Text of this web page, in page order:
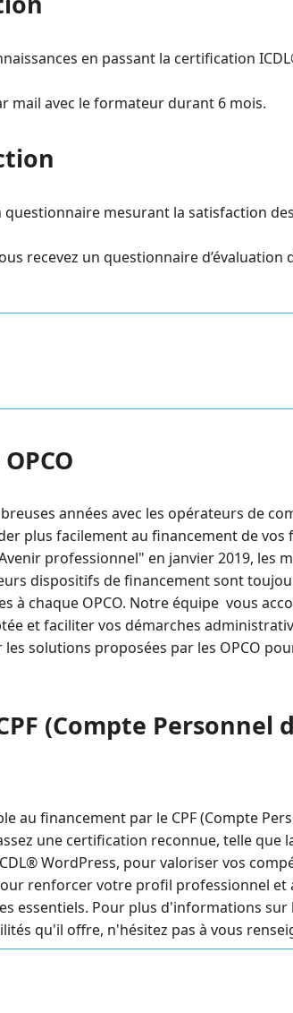
en passant la certification
mail avec le formateur durant 6 mois.
mesurant la satisfaction des
recevez un questionnaire d’évaluation
années avec les opérateurs de
plus facilement au financement de vos
professionnel" en janvier 2019, les
dispositifs de financement sont
à chaque OPCO. Notre équipe vous
et faciliter vos démarches
solutions proposées par les OPCO
(Compte Personnel
au financement par le CPF (Compte
une certification reconnue, telle que
WordPress, pour valoriser vos
renforcer votre profil professionnel et
essentiels. Pour plus d'informations sur
qu'il offre, n'hésitez pas à vous